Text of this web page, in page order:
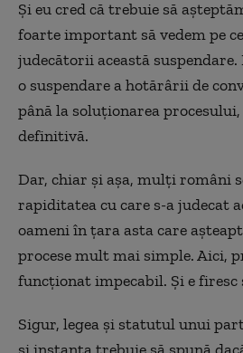
Și eu cred că trebuie să
foarte important să vedem pe
judecătorii această suspendare.
o suspendare a hotărârii de
până la soluționarea procesului,
definitivă.
Dar, chiar și așa, mulți români
rapiditatea cu care s-a judecat
oameni în țara asta care
procese mult mai simple. Aici,
funcționat impecabil. Și e
Sigur, legea și statutul unui
și instanța trebuie să spună